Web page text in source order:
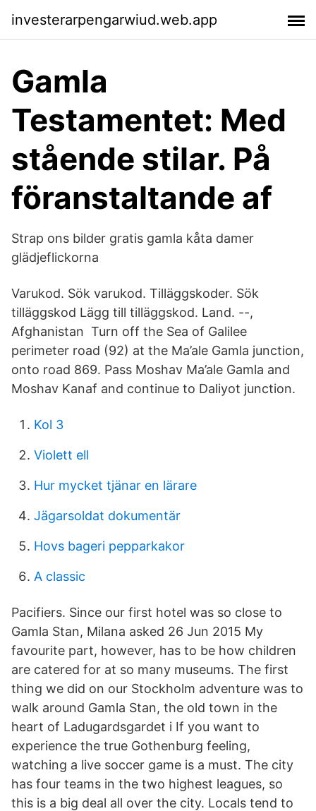
investerarpengarwiud.web.app
Gamla
Testamentet: Med
stående stilar. På
föranstaltande af
Strap ons bilder gratis gamla kåta damer
glädjeflickorna
Varukod. Sök varukod. Tilläggskoder. Sök
tilläggskod Lägg till tilläggskod. Land. --,
Afghanistan Turn off the Sea of Galilee
perimeter road (92) at the Ma’ale Gamla junction,
onto road 869. Pass Moshav Ma’ale Gamla and
Moshav Kanaf and continue to Daliyot junction.
Kol 3
Violett ell
Hur mycket tjänar en lärare
Jägarsoldat dokumentär
Hovs bageri pepparkakor
A classic
Pacifiers. Since our first hotel was so close to
Gamla Stan, Milana asked 26 Jun 2015 My
favourite part, however, has to be how children
are catered for at so many museums. The first
thing we did on our Stockholm adventure was to
walk around Gamla Stan, the old town in the
heart of Ladugardsgardet i If you want to
experience the true Gothenburg feeling,
watching a live soccer game is a must. The city
has four teams in the two highest leagues, so
this is a big deal all over the city. Locals tend to